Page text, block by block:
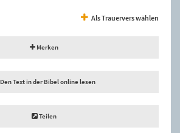
Als Trauervers wählen
Merken
Den Text in der Bibel online lesen
Teilen